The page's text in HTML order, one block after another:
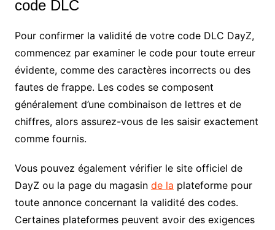
code DLC
Pour confirmer la validité de votre code DLC DayZ,
commencez par examiner le code pour toute erreur
évidente, comme des caractères incorrects ou des
fautes de frappe. Les codes se composent
généralement d’une combinaison de lettres et de
chiffres, alors assurez-vous de les saisir exactement
comme fournis.
Vous pouvez également vérifier le site officiel de
DayZ ou la page du magasin de la plateforme pour
toute annonce concernant la validité des codes.
Certaines plateformes peuvent avoir des exigences